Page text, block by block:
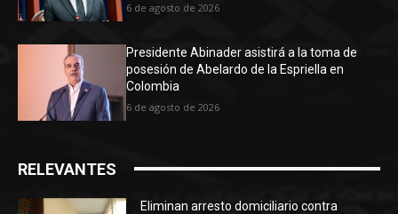
6 de agosto de 2026
Presidente Abinader asistirá a la toma de
posesión de Abelardo de la Espriella en
Colombia
6 de agosto de 2026
RELEVANTES
Eliminan arresto domiciliario contra